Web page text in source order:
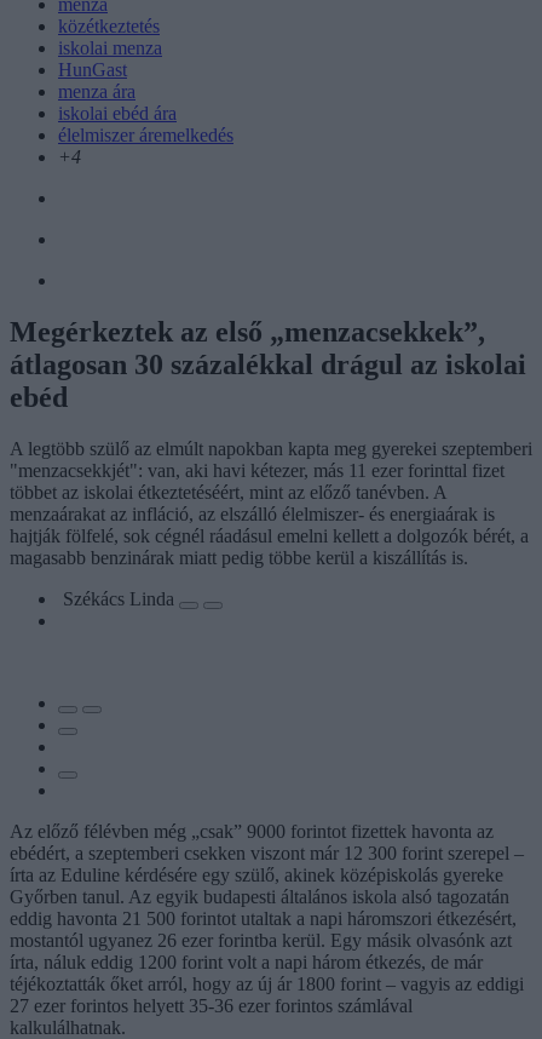
közétkeztetés
iskolai menza
HunGast
menza ára
iskolai ebéd ára
élelmiszer áremelkedés
+4
Megérkeztek az első „menzacsekkek”,
átlagosan 30 százalékkal drágul az iskolai
ebéd
A legtöbb szülő az elmúlt napokban kapta meg gyerekei szeptemberi
"menzacsekkjét": van, aki havi kétezer, más 11 ezer forinttal fizet
többet az iskolai étkeztetéséért, mint az előző tanévben. A
menzaárakat az infláció, az elszálló élelmiszer- és energiaárak is
hajtják fölfelé, sok cégnél ráadásul emelni kellett a dolgozók bérét, a
magasabb benzinárak miatt pedig többe kerül a kiszállítás is.
Székács Linda
Az előző félévben még „csak” 9000 forintot fizettek havonta az
ebédért, a szeptemberi csekken viszont már 12 300 forint szerepel –
írta az Eduline kérdésére egy szülő, akinek középiskolás gyereke
Győrben tanul. Az egyik budapesti általános iskola alsó tagozatán
eddig havonta 21 500 forintot utaltak a napi háromszori étkezésért,
mostantól ugyanez 26 ezer forintba kerül. Egy másik olvasónk azt
írta, náluk eddig 1200 forint volt a napi három étkezés, de már
téjékoztatták őket arról, hogy az új ár 1800 forint – vagyis az eddigi
27 ezer forintos helyett 35-36 ezer forintos számlával
kalkulálhatnak.